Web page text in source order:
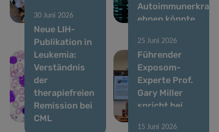
aus
ebnen könnte
30 Juni 2026
Neue LIH-
Publikation in
Leukemia:
Verständnis
der
therapiefreien
Remission bei
CML
25 Juni 2026
Führender
Exposom-
Experte Prof.
Gary Miller
spricht bei
15 Juni 2026